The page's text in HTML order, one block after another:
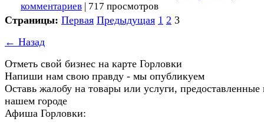
комментариев | 717 просмотров
Страницы: Первая Предыдущая 1 2 3
← Назад
Отметь свой бизнес на карте Горловки
Напиши нам свою правду - мы опубликуем
Оставь жалобу на товары или услуги, предоставленные
нашем городе
Афиша Горловки: